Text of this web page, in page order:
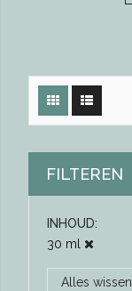
FILTEREN
INHOUD
30 ml
Alles wissen